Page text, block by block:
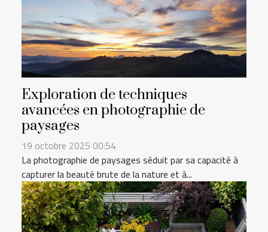
Exploration de techniques
avancées en photographie de
paysages
19 octobre 2025 00:54
La photographie de paysages séduit par sa capacité à
capturer la beauté brute de la nature et à...